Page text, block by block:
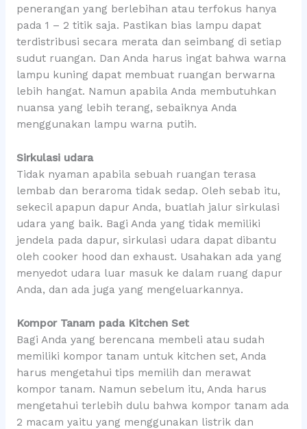
penerangan yang berlebihan atau terfokus hanya
pada 1 – 2 titik saja. Pastikan bias lampu dapat
terdistribusi secara merata dan seimbang di setiap
sudut ruangan. Dan Anda harus ingat bahwa warna
lampu kuning dapat membuat ruangan berwarna
lebih hangat. Namun apabila Anda membutuhkan
nuansa yang lebih terang, sebaiknya Anda
menggunakan lampu warna putih.
Sirkulasi udara
Tidak nyaman apabila sebuah ruangan terasa
lembab dan beraroma tidak sedap. Oleh sebab itu,
sekecil apapun dapur Anda, buatlah jalur sirkulasi
udara yang baik. Bagi Anda yang tidak memiliki
jendela pada dapur, sirkulasi udara dapat dibantu
oleh cooker hood dan exhaust. Usahakan ada yang
menyedot udara luar masuk ke dalam ruang dapur
Anda, dan ada juga yang mengeluarkannya.
Kompor Tanam pada Kitchen Set
Bagi Anda yang berencana membeli atau sudah
memiliki kompor tanam untuk kitchen set, Anda
harus mengetahui tips memilih dan merawat
kompor tanam. Namun sebelum itu, Anda harus
mengetahui terlebih dulu bahwa kompor tanam ada
2 macam yaitu yang menggunakan listrik dan